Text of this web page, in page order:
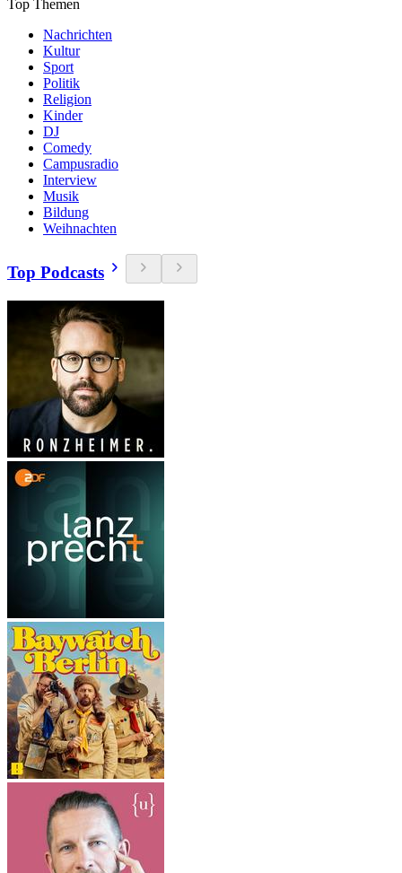
Top Themen
Nachrichten
Kultur
Sport
Politik
Religion
Kinder
DJ
Comedy
Campusradio
Interview
Musik
Bildung
Weihnachten
Top Podcasts